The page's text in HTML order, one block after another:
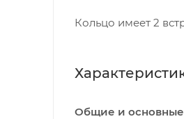
Кольцо имеет 2
Общие и основные